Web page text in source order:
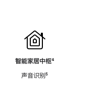
智能家居中枢脚
⁴
声音识别脚
⁵